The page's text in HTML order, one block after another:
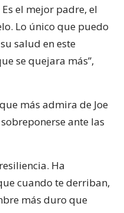
Es el mejor padre, el
Lo único que puedo
salud en este
se quejara más”,
más admira de Joe
ante las
Ha
cuando te derriban,
más duro que